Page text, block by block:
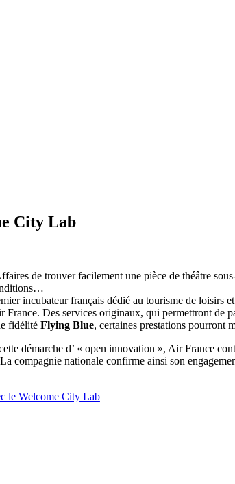
City Lab
de trouver facilement une pièce de théâtre
incubateur français dédié au tourisme de loisirs
Des services originaux, qui permettront de
fidélité Flying Blue, certaines prestations pourront
démarche d’ « open innovation », Air France
compagnie nationale confirme ainsi son
le Welcome City Lab